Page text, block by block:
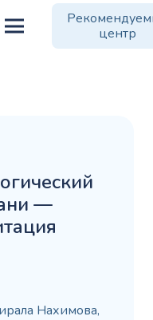
центр
—
Нахимова,